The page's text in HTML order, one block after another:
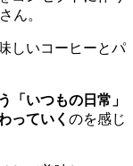
ん。
しいコーヒーとパ
「いつもの日常」
っていく のを感じ